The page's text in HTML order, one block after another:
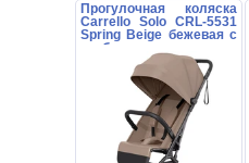
Прогулочная коляска
Carrello Solo CRL-5531
Spring Beige бежевая с
глубоким капюшоном